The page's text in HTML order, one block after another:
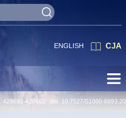
CJA
ENGLISH
: 429692-429692 doi: 10.7527/S1000-